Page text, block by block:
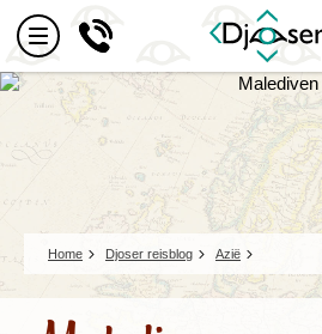
Home Djoser reisblog Azië